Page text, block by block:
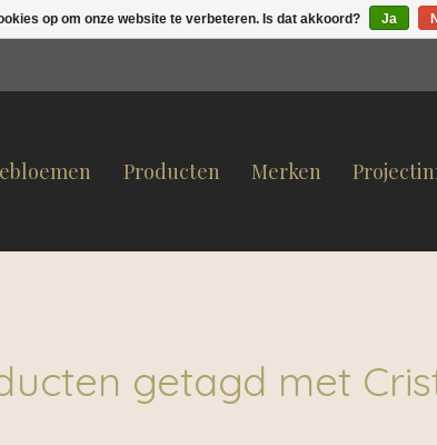
Producten Merken
getagd met
op om onze website te verbeteren. Is dat akkoord? Ja